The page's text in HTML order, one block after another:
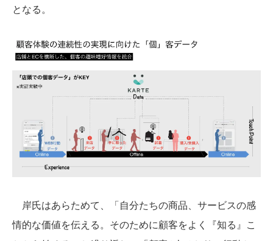
となる。
岸氏はあらためて、「自分たちの商品、サービスの感
情的な価値を伝える。そのために顧客をよく『知る』こ